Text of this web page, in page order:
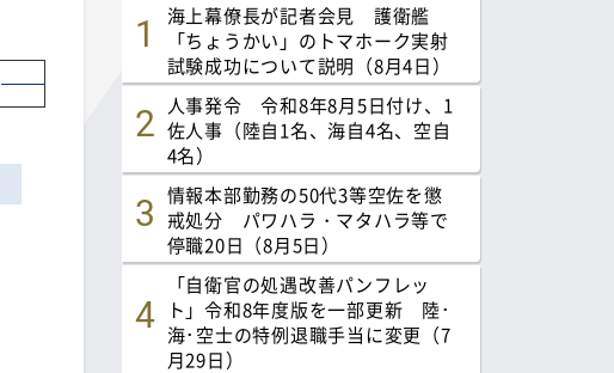
海上幕僚長が記者会見 護衛艦
「ちょうかい」のトマホーク実射
試験成功について説明（8月4日）
人事発令 令和8年8月5日付け、1
佐人事（陸自1名、海自4名、空自
4名）
情報本部勤務の50代3等空佐を懲
戒処分 パワハラ・マタハラ等で
停職20日（8月5日）
「自衛官の処遇改善パンフレッ
ト」令和8年度版を一部更新 陸･
海･空士の特例退職手当に変更（7
月29日）